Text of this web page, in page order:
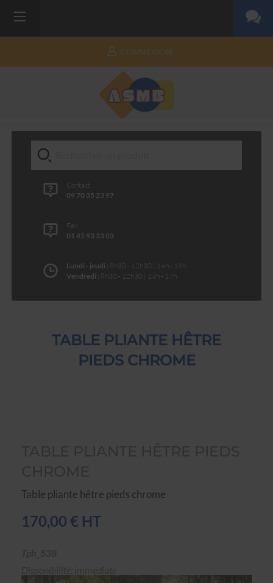
CONNEXION
Contact
09 70 35 23 97
Fax
01 45 93 33 03
Lundi - jeudi : 8h30 - 12h30 | 14h - 18h
Vendredi : 8h30 - 12h30 | 14h - 17h
TABLE PLIANTE HÊTRE
PIEDS CHROME
Table pliante hêtre pieds chrome
170,00 € HT